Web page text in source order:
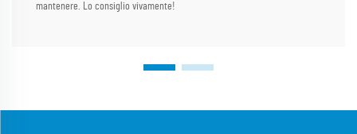
mantenere. Lo consiglio vivamente!